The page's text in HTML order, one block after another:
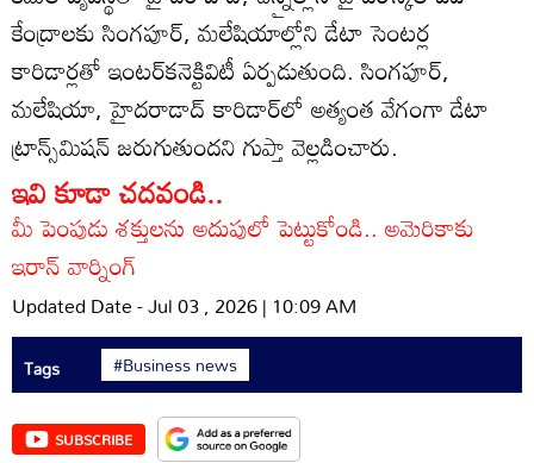
కేంద్రాలకు సింగపూర్‌, మలేషియాల్లోని డేటా సెంటర్ల
కారిడార్లతో ఇంటర్‌కనెక్టివిటీ ఏర్పడుతుంది. సింగపూర్‌,
మలేషియా, హైదరాడాద్‌ కారిడార్‌లో అత్యంత వేగంగా డేటా
ట్రాన్స్‌మిషన్‌ జరుగుతుందని గుప్తా వెల్లడించారు.
ఇవి కూడా చదవండి..
మీ పెంపుడు శక్తులను అదుపులో పెట్టుకోండి.. అమెరికాకు
ఇరాన్ వార్నింగ్
Updated Date - Jul 03 , 2026 | 10:09 AM
Tags #Business news
SUBSCRIBE